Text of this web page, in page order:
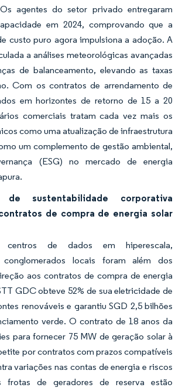
agentes do setor privado entregaram
em 2024, comprovando que a
custo puro agora impulsiona a adoção. A
a análises meteorológicas avançadas
de balanceamento, elevando as taxas
Com os contratos de arrendamento de
em horizontes de retorno de 15 a 20
comerciais tratam cada vez mais os
como uma atualização de infraestrutura
um complemento de gestão ambiental,
(ESG) no mercado de energia
de sustentabilidade corporativa
de compra de energia solar
centros de dados em hiperescala,
conglomerados locais foram além dos
aos contratos de compra de energia
GDC obteve 52% de sua eletricidade de
renováveis e garantiu SGD 2,5 bilhões
verde. O contrato de 18 anos da
para fornecer 75 MW de geração solar à
por contratos com prazos compatíveis
variações nas contas de energia e riscos
frotas de geradores de reserva estão